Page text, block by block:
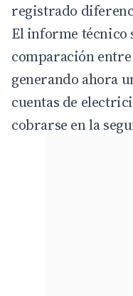
registrado
El informe técnico
comparación
generando ahora
cuentas de
cobrarse en la